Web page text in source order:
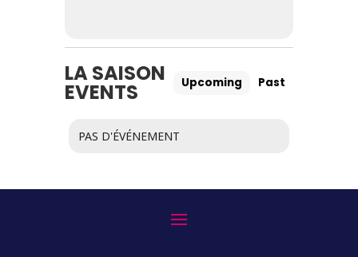
LA SAISON
EVENTS Upcoming Past
PAS D'ÉVÉNEMENT